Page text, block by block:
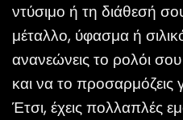
ντύσιμο ή τη διάθεσή
μέταλλο, ύφασμα ή
ανανεώνεις το ρολόι
και να το προσαρμόζεις
Έτσι, έχεις πολλαπλές